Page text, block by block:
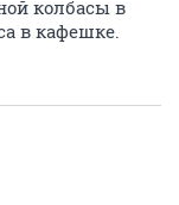
колбасы в
в кафешке.